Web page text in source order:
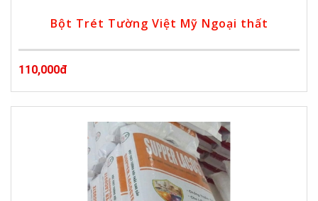
Bột Trét Tường Việt Mỹ Ngoại thất
110,000đ